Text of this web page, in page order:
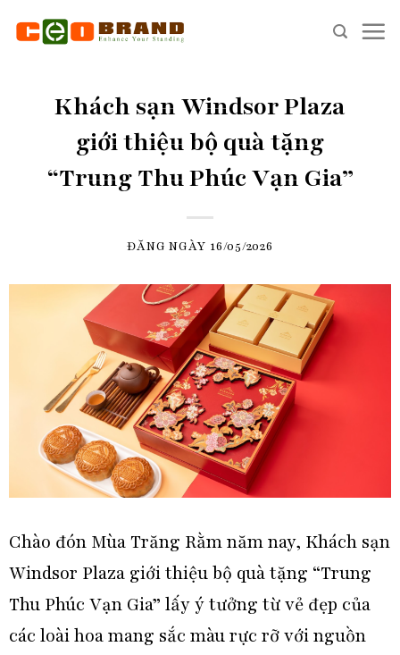
Khách sạn Windsor Plaza
giới thiệu bộ quà tặng
“Trung Thu Phúc Vạn Gia”
ĐĂNG NGÀY 16/05/2026
Chào đón Mùa Trăng Rằm năm nay, Khách sạn
Windsor Plaza giới thiệu bộ quà tặng “Trung
Thu Phúc Vạn Gia” lấy ý tưởng từ vẻ đẹp của
các loài hoa mang sắc màu rực rỡ với nguồn